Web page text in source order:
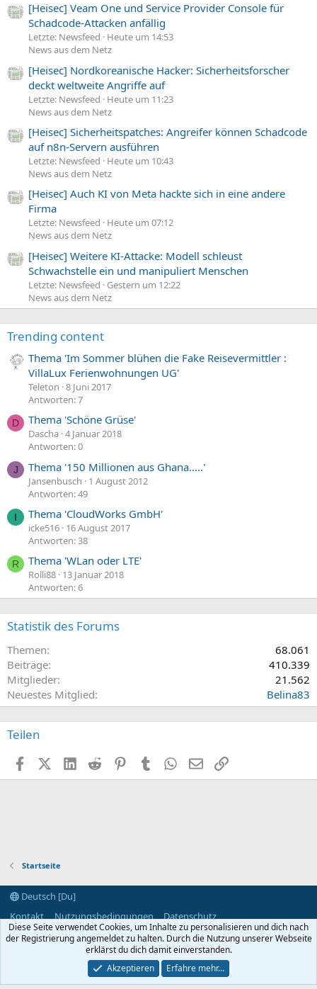
[Heisec] Veam One und Service Provider Console für
Schadcode-Attacken anfällig
Letzte: Newsfeed
Heute um 14:53
News aus dem Netz
[Heisec] Nordkoreanische Hacker: Sicherheitsforscher
deckt weltweite Angriffe auf
Letzte: Newsfeed
Heute um 11:23
News aus dem Netz
[Heisec] Sicherheitspatches: Angreifer können Schadcode
auf n8n-Servern ausführen
Letzte: Newsfeed
Heute um 10:43
News aus dem Netz
[Heisec] Auch KI von Meta hackte sich in eine andere
Firma
Letzte: Newsfeed
Heute um 07:12
News aus dem Netz
[Heisec] Weitere KI-Attacke: Modell schleust
Schwachstelle ein und manipuliert Menschen
Letzte: Newsfeed
Gestern um 12:22
News aus dem Netz
Trending content
Thema 'Im Sommer blühen die Fake Reisevermittler :
VillaLux Ferienwohnungen UG'
Teleton 8 Juni 2017
Antworten: 7
D Thema 'Schöne Grüse'
Dascha 4 Januar 2018
Antworten: 0
J Thema '150 Millionen aus Ghana.....'
Jansenbusch
1 August 2012
Antworten: 49
I Thema 'CloudWorks GmbH'
icke516 16 August 2017
Antworten: 38
R Thema 'WLan oder LTE'
Rolli88 13 Januar 2018
Antworten: 6
Statistik des Forums
Themen
68.061
Beiträge
410.339
Mitglieder
21.562
Neuestes Mitglied
Belina83
Teilen
FacebookX (Twitter)
LinkedIn
Reddit PinterestTumblr WhatsApp
E-MailLink
Startseite
Deutsch [Du]
Kontakt
Nutzungsbedingungen
Datenschutz
Hilfe und Impressum
Start
R
S
S
Community platform by XenForo® © 2010-2024 XenForo Ltd.
Abfragen 19 Zeit 0.0821s Max. Speicher
Diese Seite verwendet Cookies, um Inhalte zu personalisieren und dich nach
der Registrierung angemeldet zu halten. Durch die Nutzung unserer Webseite
erklärst du dich damit einverstanden.
Akzeptieren
Erfahre mehr…